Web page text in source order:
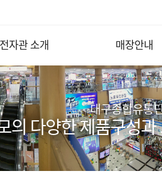
전자관 소개 매장안내
대구종합유통
의 다양한 제품구성